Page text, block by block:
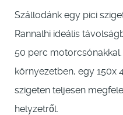
Szállodánk egy pici
Rannalhi ideális
50 perc
környezetben, egy 150x
szigeten teljesen
helyzetről.